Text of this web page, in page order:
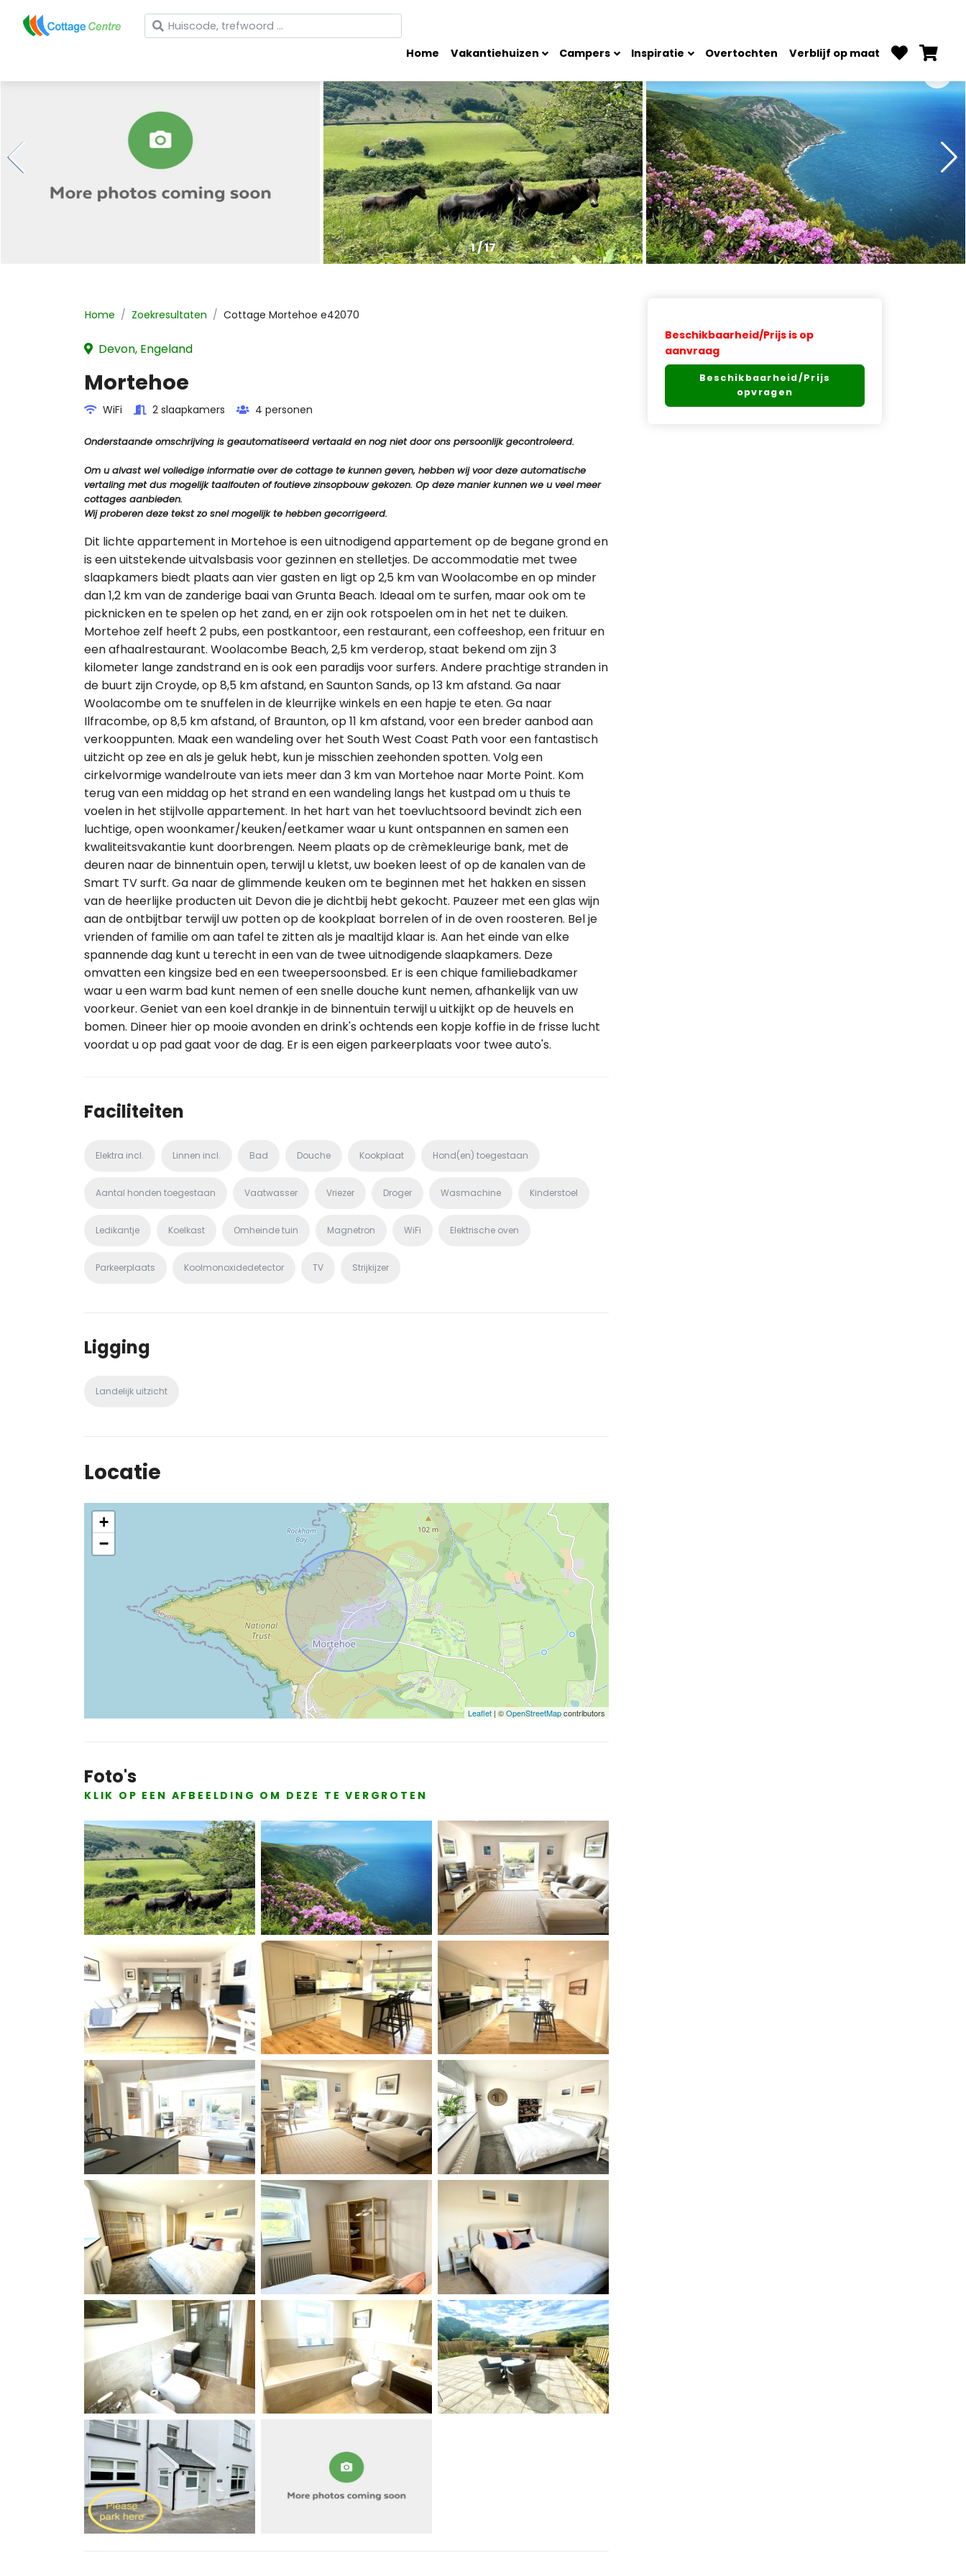
Wat zoekt u?
Home Vakantiehuizen Campers Inspiratie Overtochten Verblijf op maat
1/17
Home Zoekresultaten Cottage Mortehoe e42070
Devon, Engeland
Mortehoe
WiFi 2 slaapkamers 4 personen
Onderstaande omschrijving is geautomatiseerd vertaald en nog niet door ons persoonlijk gecontroleerd.
Om u alvast wel volledige informatie over de cottage te kunnen geven, hebben wij voor deze automatische
vertaling met dus mogelijk taalfouten of foutieve zinsopbouw gekozen. Op deze manier kunnen we u veel meer
cottages aanbieden.
Wij proberen deze tekst zo snel mogelijk te hebben gecorrigeerd.
Dit lichte appartement in Mortehoe is een uitnodigend appartement op de begane grond en
is een uitstekende uitvalsbasis voor gezinnen en stelletjes. De accommodatie met twee
slaapkamers biedt plaats aan vier gasten en ligt op 2,5 km van Woolacombe en op minder
dan 1,2 km van de zanderige baai van Grunta Beach. Ideaal om te surfen, maar ook om te
picknicken en te spelen op het zand, en er zijn ook rotspoelen om in het net te duiken.
Mortehoe zelf heeft 2 pubs, een postkantoor, een restaurant, een coffeeshop, een frituur en
een afhaalrestaurant. Woolacombe Beach, 2,5 km verderop, staat bekend om zijn 3
kilometer lange zandstrand en is ook een paradijs voor surfers. Andere prachtige stranden in
de buurt zijn Croyde, op 8,5 km afstand, en Saunton Sands, op 13 km afstand. Ga naar
Woolacombe om te snuffelen in de kleurrijke winkels en een hapje te eten. Ga naar
Ilfracombe, op 8,5 km afstand, of Braunton, op 11 km afstand, voor een breder aanbod aan
verkooppunten. Maak een wandeling over het South West Coast Path voor een fantastisch
uitzicht op zee en als je geluk hebt, kun je misschien zeehonden spotten. Volg een
cirkelvormige wandelroute van iets meer dan 3 km van Mortehoe naar Morte Point. Kom
terug van een middag op het strand en een wandeling langs het kustpad om u thuis te
voelen in het stijlvolle appartement. In het hart van het toevluchtsoord bevindt zich een
luchtige, open woonkamer/keuken/eetkamer waar u kunt ontspannen en samen een
kwaliteitsvakantie kunt doorbrengen. Neem plaats op de crèmekleurige bank, met de
deuren naar de binnentuin open, terwijl u kletst, uw boeken leest of op de kanalen van de
Smart TV surft. Ga naar de glimmende keuken om te beginnen met het hakken en sissen
van de heerlijke producten uit Devon die je dichtbij hebt gekocht. Pauzeer met een glas wijn
aan de ontbijtbar terwijl uw potten op de kookplaat borrelen of in de oven roosteren. Bel je
vrienden of familie om aan tafel te zitten als je maaltijd klaar is. Aan het einde van elke
spannende dag kunt u terecht in een van de twee uitnodigende slaapkamers. Deze
omvatten een kingsize bed en een tweepersoonsbed. Er is een chique familiebadkamer
waar u een warm bad kunt nemen of een snelle douche kunt nemen, afhankelijk van uw
voorkeur. Geniet van een koel drankje in de binnentuin terwijl u uitkijkt op de heuvels en
bomen. Dineer hier op mooie avonden en drink's ochtends een kopje koffie in de frisse lucht
voordat u op pad gaat voor de dag. Er is een eigen parkeerplaats voor twee auto's.
Faciliteiten
Elektra incl. Linnen incl. Bad Douche Kookplaat Hond(en) toegestaan
Aantal honden toegestaan Vaatwasser Vriezer Droger Wasmachine Kinderstoel
Ledikantje Koelkast Omheinde tuin Magnetron WiFi Elektrische oven
Parkeerplaats Koolmonoxidedetector TV Strijkijzer
Ligging
Landelijk uitzicht
Locatie
+
−
Leaflet | ©OpenStreetMapcontributors
Foto's
KLIK OP EEN AFBEELDING OM DEZE TE VERGROTEN
Beschikbaarheid/Prijs is op
aanvraag
Beschikbaarheid/Prijs
opvragen